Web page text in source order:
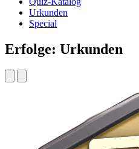
Urkunden
Special
Erfolge: Urkunden